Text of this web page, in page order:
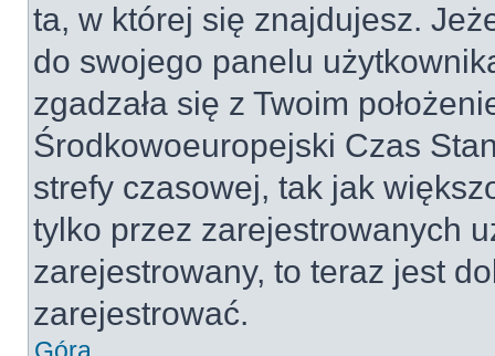
ta, w której się znajdujesz.
do swojego panelu
zgadzała się z Twoim
Środkowoeuropejski Czas
strefy czasowej, tak jak
tylko przez zarejestrowanych
zarejestrowany, to teraz jest
zarejestrować.